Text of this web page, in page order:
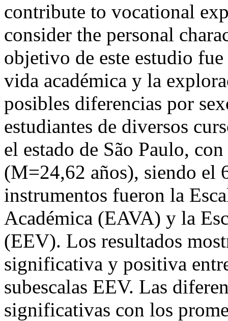
contribute to vocational
consider the personal
objetivo de este estudio
vida académica y la
posibles diferencias por
estudiantes de diversos
el estado de São Paulo,
(M=24,62 años), siendo el
instrumentos fueron la
Académica (EAVA) y la
(EEV). Los resultados
significativa y positiva
subescalas EEV. Las
significativas con los